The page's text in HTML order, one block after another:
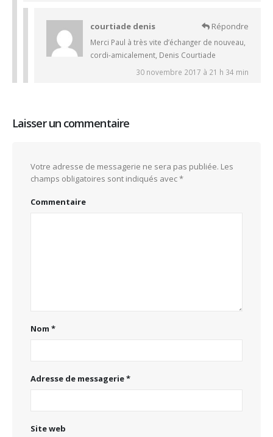
courtiade denis Répondre
Merci Paul à très vite d’échanger de nouveau,
cordi-amicalement, Denis Courtiade
30 novembre 2017 à 21 h 34 min
Laisser un commentaire
Votre adresse de messagerie ne sera pas publiée. Les
champs obligatoires sont indiqués avec*
Commentaire
Nom *
Adresse de messagerie*
Site web